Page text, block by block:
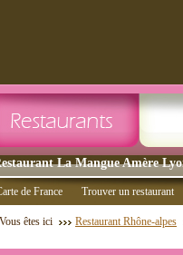
La Mangue Amère
de France Trouver un restaurant
Vous êtes ici Restaurant Rhône-alpes